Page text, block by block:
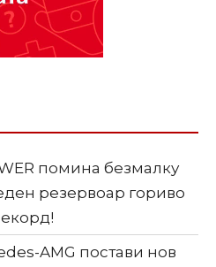
помина безмалку
резервоар гориво
AMG постави нов